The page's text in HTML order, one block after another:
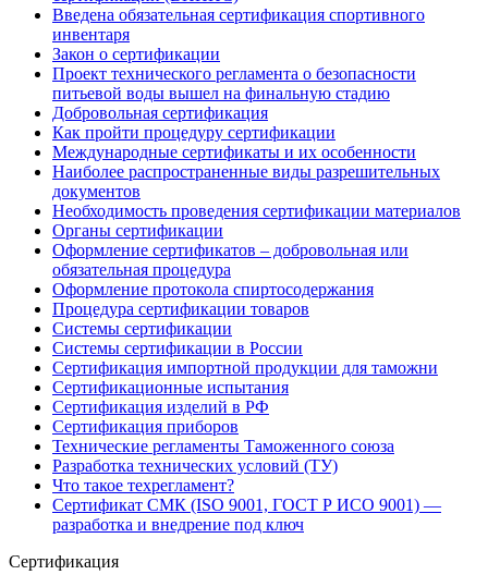
Введена обязательная сертификация спортивного
инвентаря
Закон о сертификации
Проект технического регламента о безопасности
питьевой воды вышел на финальную стадию
Добровольная сертификация
Как пройти процедуру сертификации
Международные сертификаты и их особенности
Наиболее распространенные виды разрешительных
документов
Необходимость проведения сертификации материалов
Органы сертификации
Оформление сертификатов – добровольная или
обязательная процедура
Оформление протокола спиртосодержания
Процедура сертификации товаров
Системы сертификации
Системы сертификации в России
Сертификация импортной продукции для таможни
Сертификационные испытания
Сертификация изделий в РФ
Сертификация приборов
Технические регламенты Таможенного союза
Разработка технических условий (ТУ)
Что такое техрегламент?
Сертификат СМК (ISO 9001, ГОСТ Р ИСО 9001) —
разработка и внедрение под ключ
Сертификация